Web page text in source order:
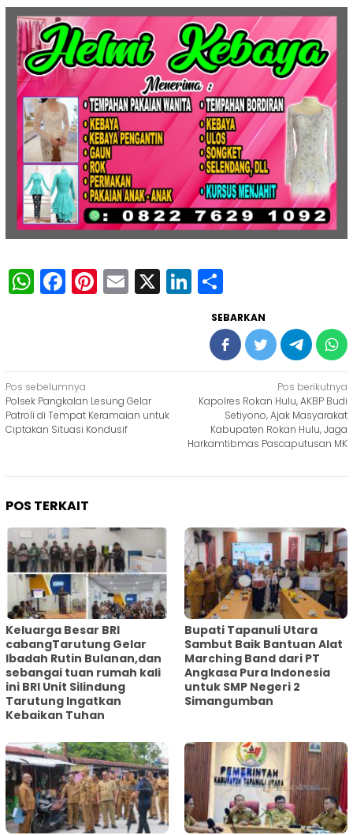
WhatsApp
Facebook
Pinterest
Email
X LinkedIn
SEBARKAN
Navigasi
pos
Pos sebelumnya
Polsek Pangkalan Lesung Gelar
Patroli di Tempat Keramaian untuk
Ciptakan Situasi Kondusif
Pos berikutnya
Kapolres Rokan Hulu, AKBP Budi
Setiyono, Ajak Masyarakat
Kabupaten Rokan Hulu, Jaga
Harkamtibmas Pascaputusan MK
POS TERKAIT
Keluarga Besar BRI
cabangTarutung Gelar
Ibadah Rutin Bulanan,dan
sebangai tuan rumah kali
ini BRI Unit Silindung
Tarutung Ingatkan
Kebaikan Tuhan
Bupati Tapanuli Utara
Sambut Baik Bantuan Alat
Marching Band dari PT
Angkasa Pura Indonesia
untuk SMP Negeri 2
Simangumban